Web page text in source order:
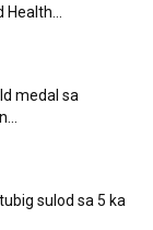
medal sa
sulod sa 5 ka